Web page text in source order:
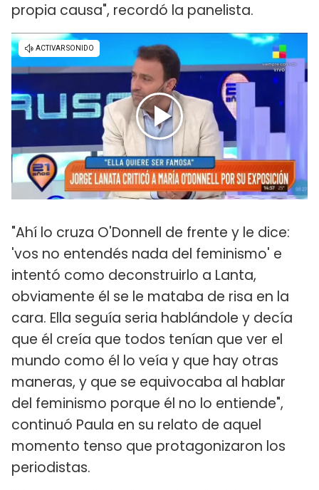
propia causa", recordó la panelista.
"Ahí lo cruza O'Donnell de frente y le dice:
'vos no entendés nada del feminismo' e
intentó como deconstruirlo a Lanta,
obviamente él se le mataba de risa en la
cara. Ella seguía seria hablándole y decía
que él creía que todos tenían que ver el
mundo como él lo veía y que hay otras
maneras, y que se equivocaba al hablar
del feminismo porque él no lo entiende",
continuó Paula en su relato de aquel
momento tenso que protagonizaron los
periodistas.